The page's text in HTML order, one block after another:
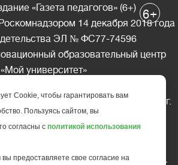
«Газета педагогов» (6+)
14 декабря 2018 года
ЭЛ № ФС77-74596
образовательный центр
«Мой университет»
Россия, Республика Карелия, г.
Фридриха Энгельса д.10, офис 211
+7 (499) 685-10-45
6+
Cookie, чтобы гарантировать вам
Пользуясь сайтом, вы
согласны с политикой использования
вы предоставляете свое согласие на